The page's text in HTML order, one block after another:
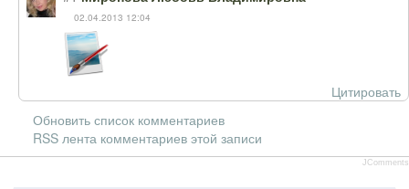
02.04.2013 12:04
Цитировать
Обновить список комментариев
RSS лента комментариев этой записи
JComments